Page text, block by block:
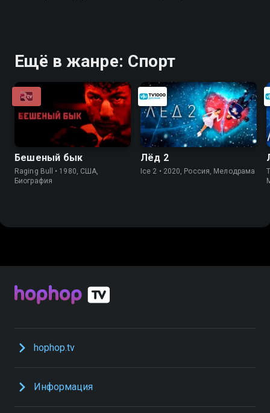
Ещё в жанре: Спорт
Бешеный бык
Raging Bull • 1980, США,
Биография
Лёд 2
Ice 2 • 2020, Россия, Мелодрама
hophop.tv
Информация